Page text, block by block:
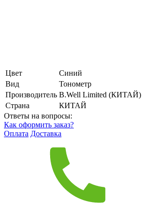
Цвет
Синий
Вид
Тонометр
Производитель B.Well Limited (КИТАЙ)
Страна
КИТАЙ
Ответы на вопросы:
Как оформить заказ?
Оплата Доставка